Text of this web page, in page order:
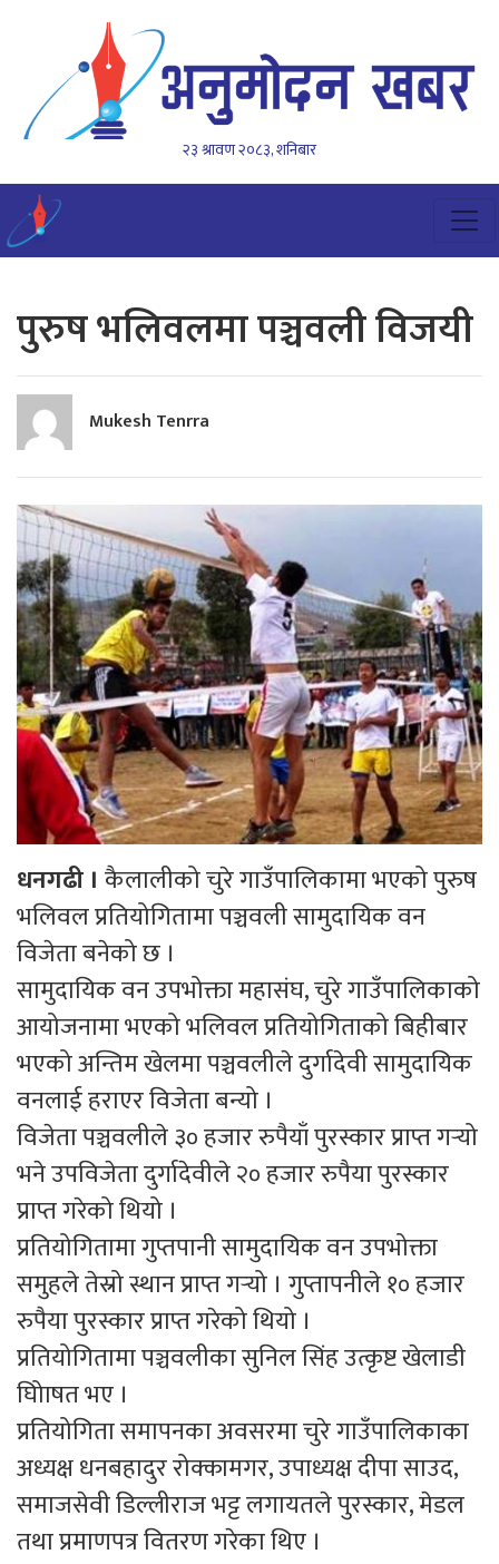
२३ श्रावण २०८३, शनिबार
पुरुष भलिवलमा पञ्चवली विजयी
Mukesh Tenrra
धनगढी । कैलालीको चुरे गाउँपालिकामा भएको पुरुष
भलिवल प्रतियोगितामा पञ्चवली सामुदायिक वन
विजेता बनेको छ ।
सामुदायिक वन उपभोक्ता महासंघ, चुरे गाउँपालिकाको
आयोजनामा भएको भलिवल प्रतियोगिताको बिहीबार
भएको अन्तिम खेलमा पञ्चवलीले दुर्गादेवी सामुदायिक
वनलाई हराएर विजेता बन्यो ।
विजेता पञ्चवलीले ३० हजार रुपैयाँ पुरस्कार प्राप्त गर्‍यो
भने उपविजेता दुर्गादेवीले २० हजार रुपैया पुरस्कार
प्राप्त गरेको थियो ।
प्रतियोगितामा गुप्तपानी सामुदायिक वन उपभोक्ता
समुहले तेस्रो स्थान प्राप्त गर्‍यो । गुप्तापनीले १० हजार
रुपैया पुरस्कार प्राप्त गरेको थियो ।
प्रतियोगितामा पञ्चवलीका सुनिल सिंह उत्कृष्ट खेलाडी
घोािषत भए ।
प्रतियोगिता समापनका अवसरमा चुरे गाउँपालिकाका
अध्यक्ष धनबहादुर रोक्कामगर, उपाध्यक्ष दीपा साउद,
समाजसेवी डिल्लीराज भट्ट लगायतले पुरस्कार, मेडल
तथा प्रमाणपत्र वितरण गरेका थिए ।